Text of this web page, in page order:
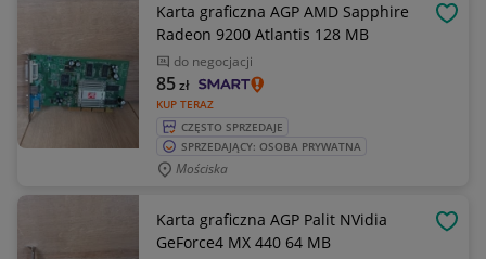
Karta graficzna AGP AMD Sapphire
Radeon 9200 Atlantis 128 MB
do negocjacji
KUP TERAZ
85zł
CZĘSTO SPRZEDAJE
SPRZEDAJĄCY: OSOBA PRYWATNA
Mościska
Karta graficzna AGP Palit NVidia
GeForce4 MX 440 64 MB